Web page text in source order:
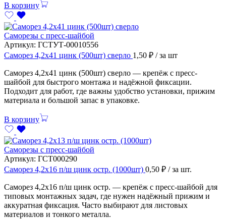
В корзину
Саморезы с пресс-шайбой
Артикул: ГСТУТ-00010556
Саморез 4,2х41 цинк (500шт) сверло 1,50 ₽ / за шт
Саморез 4,2х41 цинк (500шт) сверло — крепёж с пресс-
шайбой для быстрого монтажа и надёжной фиксации.
Подходит для работ, где важны удобство установки, прижим
материала и большой запас в упаковке.
В корзину
Саморезы с пресс-шайбой
Артикул: ГСТ000290
Саморез 4,2х16 п/ш цинк остр. (1000шт) 0,50 ₽ / за шт.
Саморез 4,2х16 п/ш цинк остр. — крепёж с пресс-шайбой для
типовых монтажных задач, где нужен надёжный прижим и
аккуратная фиксация. Часто выбирают для листовых
материалов и тонкого металла.